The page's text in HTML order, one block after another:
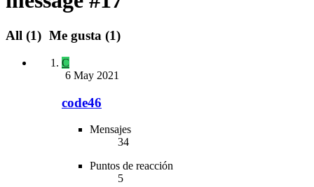
All (1) Me gusta (1)
C
6 May 2021
code46
Mensajes
34
Puntos de reacción
5